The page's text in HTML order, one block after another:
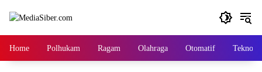
Home Polhukam Ragam Olahraga Otomatif Tekno